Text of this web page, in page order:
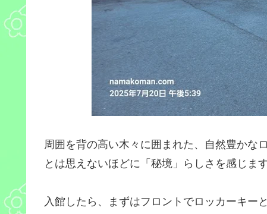
周囲を背の高い木々に囲まれた、自然豊かな
とは思えないほどに「秘境」らしさを感じます
入館したら、まずはフロントでロッカーキー